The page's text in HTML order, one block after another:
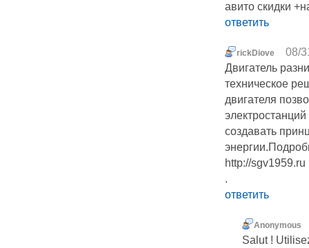
авито скидки
ответить
rickDiove
08/
Двигатель
техническое
двигателя
создавать
http://sgv1959.ru
.
ответить
Anonymous
Salut !